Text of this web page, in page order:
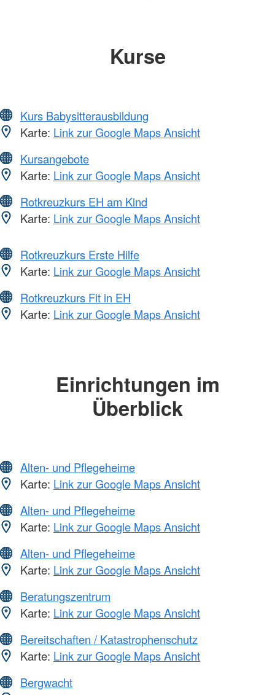
Kurse
Kurs Babysitterausbildung
Karte: Link zur Google Maps Ansicht
Kursangebote
Karte: Link zur Google Maps Ansicht
Rotkreuzkurs EH am Kind
Karte: Link zur Google Maps Ansicht
Rotkreuzkurs Erste Hilfe
Karte: Link zur Google Maps Ansicht
Rotkreuzkurs Fit in EH
Karte: Link zur Google Maps Ansicht
Einrichtungen im
Überblick
Alten- und Pflegeheime
Karte: Link zur Google Maps Ansicht
Alten- und Pflegeheime
Karte: Link zur Google Maps Ansicht
Alten- und Pflegeheime
Karte: Link zur Google Maps Ansicht
Beratungszentrum
Karte: Link zur Google Maps Ansicht
Bereitschaften / Katastrophenschutz
Karte: Link zur Google Maps Ansicht
Bergwacht